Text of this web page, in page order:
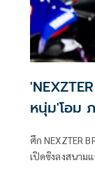
หนุ่ม'โอม
ศึก NEXZTER
เปิดซิงลงสนาม